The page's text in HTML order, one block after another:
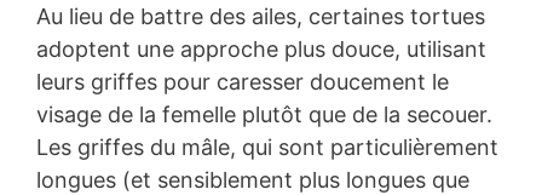
Au lieu de battre des ailes, certaines tortues
adoptent une approche plus douce, utilisant
leurs griffes pour caresser doucement le
visage de la femelle plutôt que de la secouer.
Les griffes du mâle, qui sont particulièrement
longues (et sensiblement plus longues que